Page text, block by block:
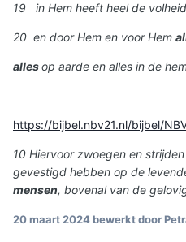
19 in Hem heeft heel de
20 en door Hem en voor Hem
allesop aarde en alles in de
https://bijbel.nbv21.nl/bijbel/
10 Hiervoor zwoegen en
gevestigd hebben op de
mensen, bovenal van de
20 maart 2024bewerkt door